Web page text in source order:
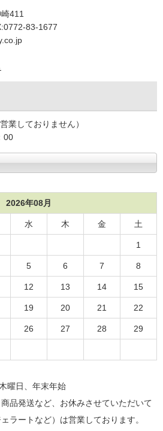
411
83-1677
業しておりません）
00
2026年08月
水 木 金 土
1
5 6 7 8
12 13 14 15
19 20 21 22
26 27 28 29
曜日、年末年始
品発送など、お休みさせていただいて
ラートなど）は営業しております。